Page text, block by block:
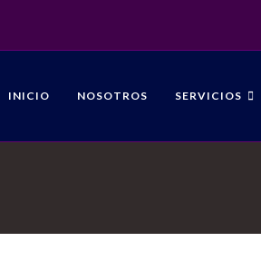
INICIO NOSOTROS SERVICIOS